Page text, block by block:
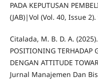
PADA KEPUTUSAN
(JAB)|Vol (Vol. 40, Issue
Citalada, M. B. D. A.
POSITIONING TERHADAP
DENGAN ATTITUDE
Jurnal Manajemen Dan